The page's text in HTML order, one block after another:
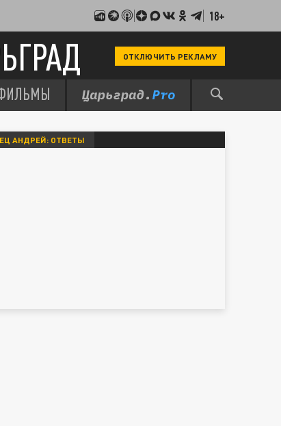
18+
ОТКЛЮЧИТЬ РЕКЛАМУ
АНДРЕЙ: ОТВЕТЫ